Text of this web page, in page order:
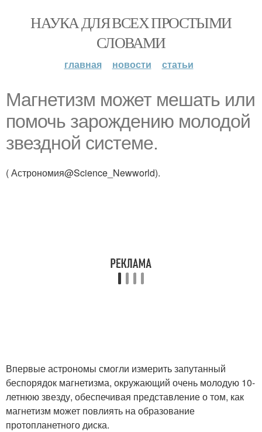
НАУКА ДЛЯ ВСЕХ ПРОСТЫМИ
СЛОВАМИ
главная новости статьи
Магнетизм может мешать или
помочь зарождению молодой
звездной системе.
( Астрономия@Science_Newworld).
Впервые астрономы смогли измерить запутанный
беспорядок магнетизма, окружающий очень молодую 10-
летнюю звезду, обеспечивая представление о том, как
магнетизм может повлиять на образование
протопланетного диска.